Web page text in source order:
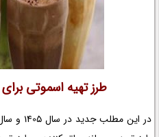
طرز تهیه اسموتی